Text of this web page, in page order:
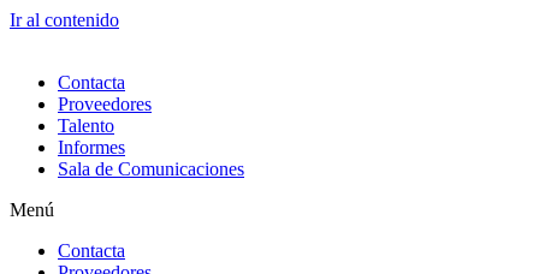
Ir al contenido
Contacta
Proveedores
Talento
Informes
Sala de Comunicaciones
Menú
Contacta